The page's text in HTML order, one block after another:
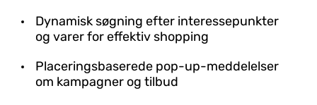
Dynamisk søgning efter interessepunkter
og varer for effektiv shopping
Placeringsbaserede pop-up-meddelelser
om kampagner og tilbud